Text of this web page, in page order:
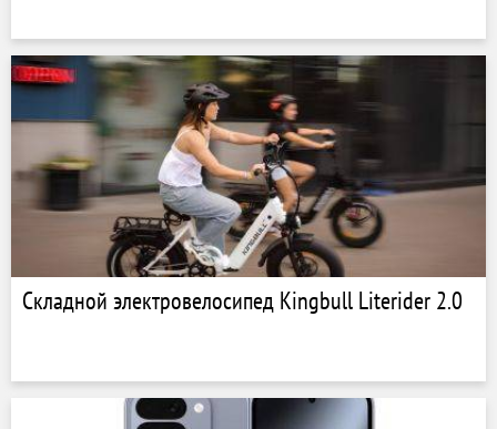
Складной электровелосипед Kingbull Literider 2.0